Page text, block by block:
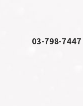
03-798-7447